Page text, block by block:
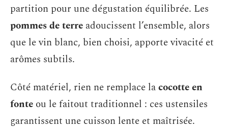
partition pour une dégustation équilibrée. Les
pommes de terre adoucissent l’ensemble, alors
que le vin blanc, bien choisi, apporte vivacité et
arômes subtils.
Côté matériel, rien ne remplace lacocotte en
fonte ou le faitout traditionnel : ces ustensiles
garantissent une cuisson lente et maîtrisée.